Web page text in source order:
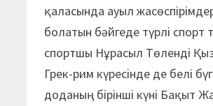
қаласында ауыл
болатын бәйгеде түрлі спорт
спортшы Нұрасыл Төленді
Грек-рим күресінде де белі
доданың бірінші күні Бақыт